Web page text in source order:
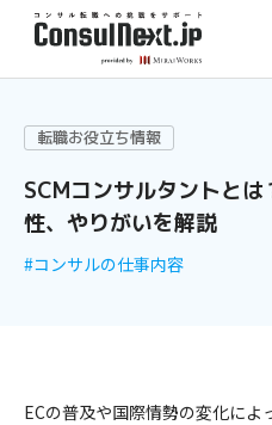
転職お役立ち情報
SCMコンサルタントと
性、やりがいを解説
#コンサルの仕事内容
ECの普及や国際情勢の変化によ